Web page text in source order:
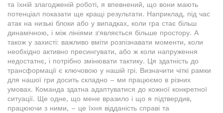
та їхній злагодженій роботі, я впевнений, що вони мають
потенціал показати ще кращі результати. Наприклад, під час
атак на низькі блоки або у випадках, коли гра стає більш
динамічною, і між лініями з'являється більше простору. А
також у захисті: важливо вміти розпізнавати моменти, коли
необхідно активно пресингувати, або ж коли напруження
недостатнє, і потрібно змінювати тактику. Ця здатність до
трансформації є ключовою у нашій грі. Визначити чіткі рамки
для нашої гри досить складно – ми працюємо в різних
умовах. Команда здатна адаптуватися до кожної конкретної
ситуації. Ще одне, що мене вразило і що я підтвердив,
працюючи з ними, – це їхня відданість справі та